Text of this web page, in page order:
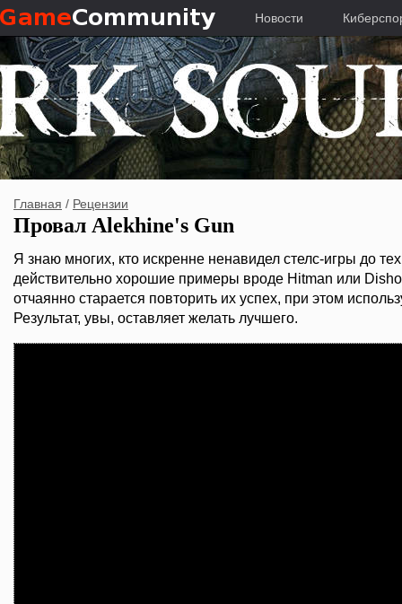
Новости
Главная / Рецензии
Провал Alekhine's Gun
Я знаю многих, кто искренне ненавидел стелс-игры до
действительно хорошие примеры вроде Hitman или
отчаянно старается повторить их успех, при этом
Результат, увы, оставляет желать лучшего.